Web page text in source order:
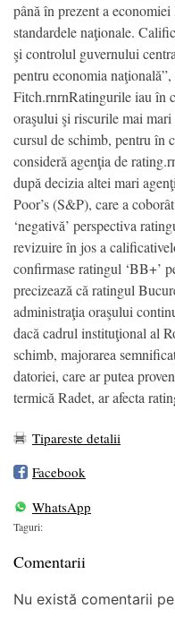
până în prezent a
standardele naţionale.
şi controlul guvernului
pentru economia
Fitch.rnrnRatingurile iau în
oraşului şi riscurile mai
cursul de schimb, pentru în
consideră agenţia de
după decizia altei mari
Poor’s (S&P), care a
‘negativă’ perspectiva
revizuire în jos a
confirmase ratingul ‘BB+’
precizează că ratingul
administraţia oraşului
dacă cadrul instituţional al
schimb, majorarea
datoriei, care ar putea
termică Radet, ar afecta
Tipareste detalii
Facebook
WhatsApp
Taguri:
Comentarii
Nu există comentarii